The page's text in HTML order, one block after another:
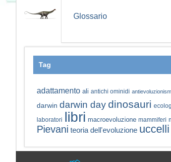
Glossario
Tag
adattamento ali antichi ominidi
darwin darwin daydinosauri
laboratori libri macroevoluzione mammiferi
Pievani teoria dell'evoluzione uccelli